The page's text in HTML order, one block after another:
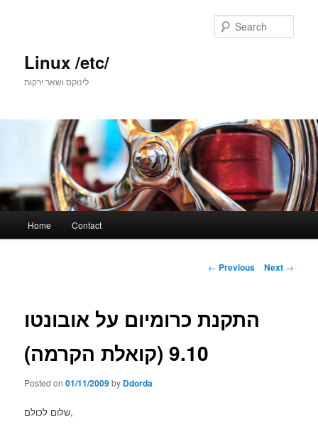
Linux /etc/
לינוקס ושאר ירקות
Home Contact
Post
← Previous Next →
התקנת כרומיום על אובונטו
9.10 (קואלת הקרמה)
Posted on01/11/2009by Ddorda
שלום לכולם,